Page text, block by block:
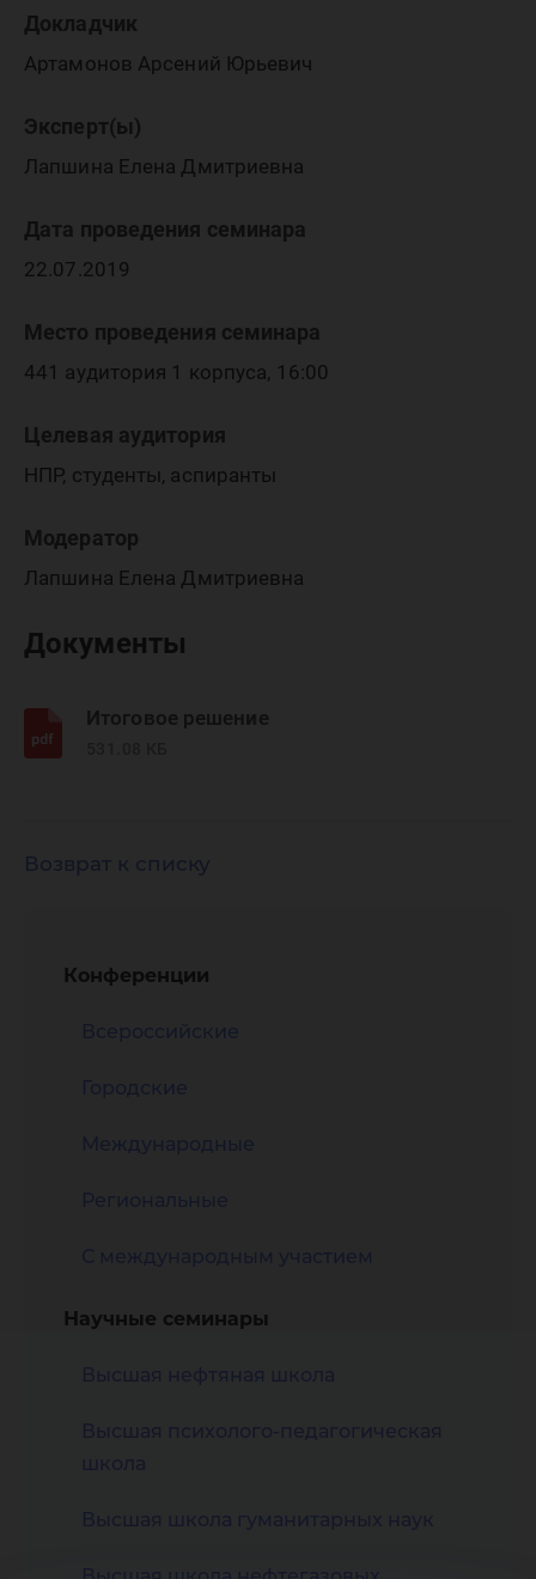
Докладчик
Артамонов Арсений Юрьевич
Эксперт(ы)
Лапшина Елена Дмитриевна
Дата проведения семинара
22.07.2019
Место проведения семинара
441 аудитория 1 корпуса, 16:00
Целевая аудитория
НПР, студенты, аспиранты
Модератор
Лапшина Елена Дмитриевна
Документы
Итоговое решение
Возврат к списку
Конференции
Научные семинары